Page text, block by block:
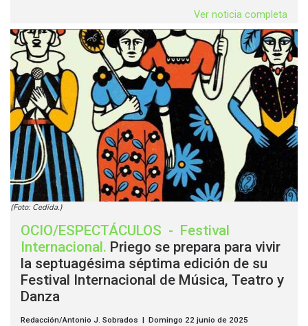
Ver noticia completa
(Foto: Cedida.)
OCIO/ESPECTÁCULOS - Festival
Internacional . Priego se prepara para vivir
la septuagésima séptima edición de su
Festival Internacional de Música, Teatro y
Danza
Redacción/Antonio J. Sobrados | Domingo 22 junio de 2025